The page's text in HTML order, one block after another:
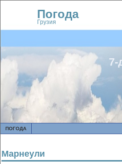
Погода
Грузия
7-
ПОГОДА
Марнеули